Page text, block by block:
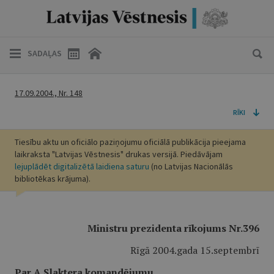
SADAĻAS
17.09.2004., Nr. 148
RĪKI
Tiesību aktu un oficiālo paziņojumu oficiālā publikācija pieejama
laikraksta "Latvijas Vēstnesis" drukas versijā. Piedāvājam
lejuplādēt digitalizētā laidiena saturu (no Latvijas Nacionālās
bibliotēkas krājuma).
Ministru prezidenta rīkojums Nr.396
Rīgā 2004.gada 15.septembrī